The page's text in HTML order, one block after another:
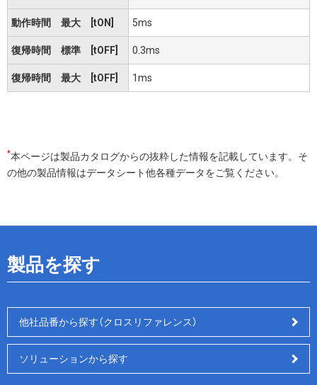
動作時間 最大 [tON] 5ms
復帰時間 標準 [tOFF] 0.3ms
復帰時間 最大 [tOFF] 1ms
*本ページは製品カタログからの抜粋した情報を記載しています。そ
の他の製品情報はデータシート他各種データをご覧ください。
製品を探す
他社品番から探す（クロスリファレンス）
ソリューションから探す